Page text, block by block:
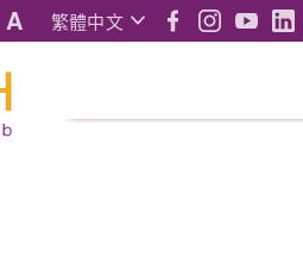
A 繁體中文